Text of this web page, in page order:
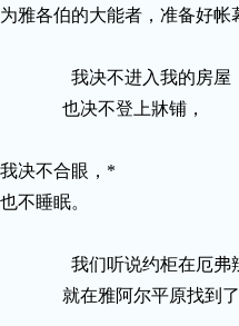
为雅各伯的大能者，准备好帐
我决不进入我的房屋
也决不登上牀铺，
我决不合眼， *
也不睡眠。
我们听说约柜在厄弗
就在雅阿尔平原找到了